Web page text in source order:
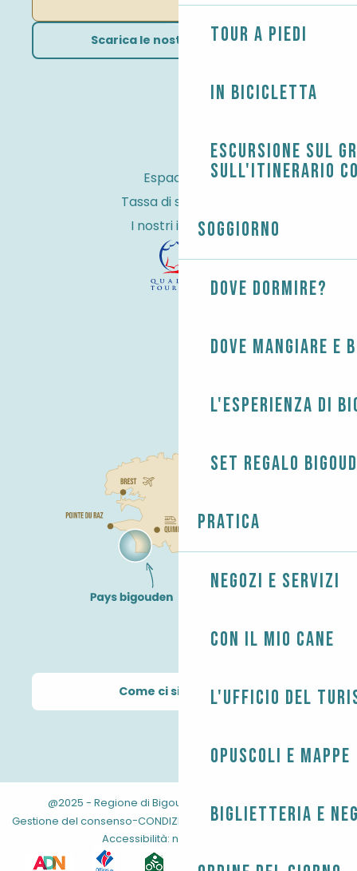
Tour a piedi
In bicicletta
Escursione sul
sull'itinerario
Soggiorno
Dove dormire?
Dove mangiare e
L'esperienza di
Set regalo
Pratica
Negozi e servizi
Con il mio cane
L'Ufficio del
Opuscoli e mappe
Biglietteria e
Scarica le nostre brochure
Espace Pro
Tassa di soggiorno
I nostri impegni
Come ci si arriva?
@2025 - Regione di Bigouden Informazioni legali
Gestione del consenso-CONDIZIONI GENERALI -Mappa del sito -
Accessibilità: non conforme